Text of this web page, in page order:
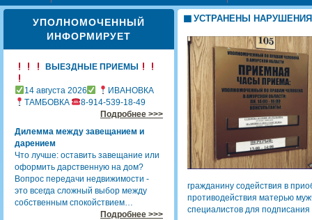
УПОЛНОМОЧЕННЫЙ
ИНФОРМИРУЕТ
ВЫЕЗДНЫЕ ПРИЕМЫ
14 августа 2026
ИВАНОВКА
ТАМБОВКА
8-914-539-18-49
Подробнее >>>
Дилемма между завещанием и
дарением
Что лучше: оставить завещание или
оформить дарственную на дом?
Вопрос передачи недвижимости -
это всегда сложный выбор между
собственным спокойствием…
Подробнее >>>
УСТРАНЕНЫ
гражданину содействия в
противодействия матерью
специалистов для